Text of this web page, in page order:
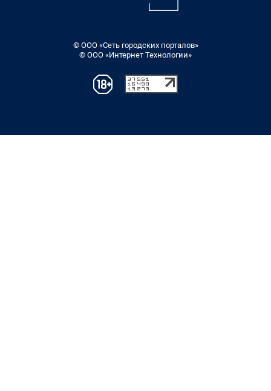
© ООО «Сеть городских порталов»
© ООО «Интернет Технологии»